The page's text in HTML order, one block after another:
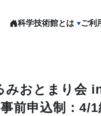
科学技術館とは
ご利
おとまり会
前申込制：4/1